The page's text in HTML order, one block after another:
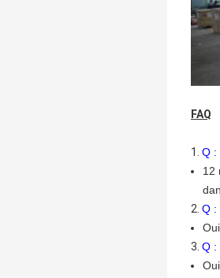
FAQ
1. Q :
12
2. Q :
3. Q :